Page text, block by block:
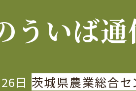
ういば
日 茨城県農業総合セ